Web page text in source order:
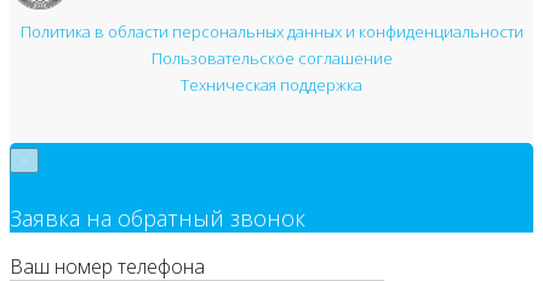
Политика в области персональных данных и конфиденциальности
Пользовательское соглашение
Техническая поддержка
Заявка на обратный звонок
Ваш номер телефона